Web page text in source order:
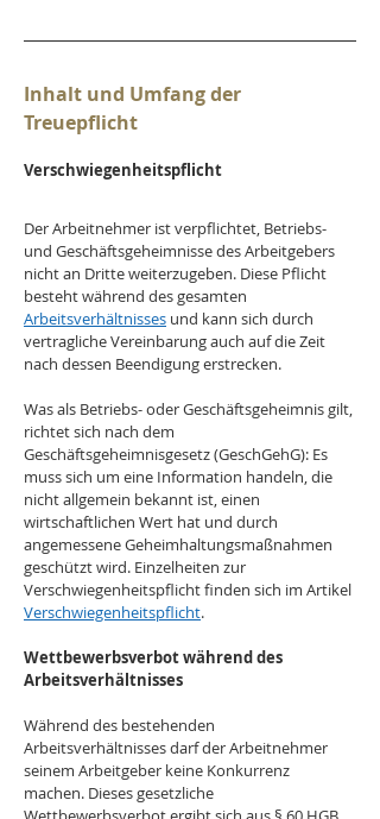
Inhalt und Umfang der
Treuepflicht
Verschwiegenheitspflicht
Der Arbeitnehmer ist verpflichtet, Betriebs-
und Geschäftsgeheimnisse des Arbeitgebers
nicht an Dritte weiterzugeben. Diese Pflicht
besteht während des gesamten
Arbeitsverhältnisses und kann sich durch
vertragliche Vereinbarung auch auf die Zeit
nach dessen Beendigung erstrecken.
Was als Betriebs- oder Geschäftsgeheimnis gilt,
richtet sich nach dem
Geschäftsgeheimnisgesetz (GeschGehG): Es
muss sich um eine Information handeln, die
nicht allgemein bekannt ist, einen
wirtschaftlichen Wert hat und durch
angemessene Geheimhaltungsmaßnahmen
geschützt wird. Einzelheiten zur
Verschwiegenheitspflicht finden sich im Artikel
Verschwiegenheitspflicht.
Wettbewerbsverbot während des
Arbeitsverhältnisses
Während des bestehenden
Arbeitsverhältnisses darf der Arbeitnehmer
seinem Arbeitgeber keine Konkurrenz
machen. Dieses gesetzliche